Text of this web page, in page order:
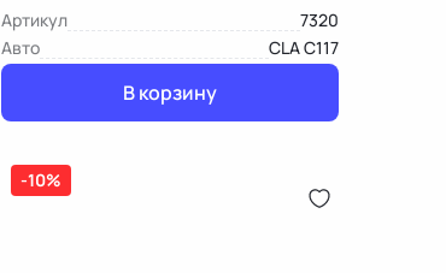
Артикул
7320
Авто
CLA C117
В корзину
-10%